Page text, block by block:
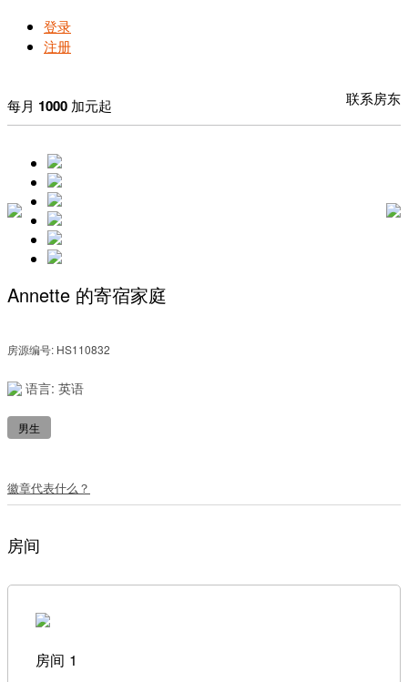
登录
注册
每月 1000 加元起 联系房东
Annette 的寄宿家庭
房源编号: HS110832
语言: 英语
男生
徽章代表什么？
房间
房间 1